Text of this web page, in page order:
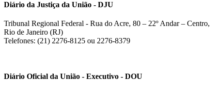
Diário da Justiça da União - DJU
Tribunal Regional Federal - Rua do Acre, 80 – 22º Andar – Centro,
Rio de Janeiro (RJ)
Telefones: (21) 2276-8125 ou 2276-8379
Diário Oficial da União - Executivo - DOU